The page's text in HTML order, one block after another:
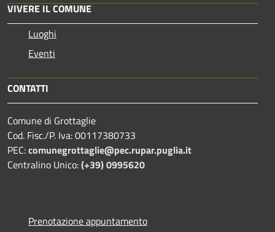
VIVERE IL COMUNE
Luoghi
Eventi
CONTATTI
Comune di Grottaglie
Cod. Fisc./P. Iva: 00117380733
PEC:comunegrottaglie@pec.rupar.puglia.it
Centralino Unico:(+39) 0995620
Prenotazione appuntamento